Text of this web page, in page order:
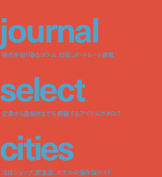
journal
時代を切り取るコラム、対談、ポートレート連載
select
定番から最新作までを網羅するアイテムカタログ
cities
注目ショップ、飲食店、ホテルの保存版ガイド